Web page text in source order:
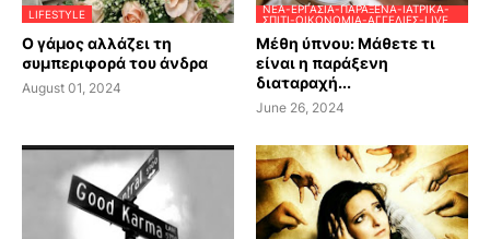
LIFESTYLE
Ο γάμος αλλάζει τη
συμπεριφορά του άνδρα
August 01, 2024
ΝΈΑ-ΕΡΓΑΣΊΑ-ΠΑΡΆΞΕΝΑ-ΙΑΤΡΙΚΆ-
ΣΠΊΤΙ-ΟΙΚΟΝΟΜΊΑ-ΑΓΓΕΛΊΕΣ-LIVE
Μέθη ύπνου: Μάθετε τι
είναι η παράξενη
διαταραχή...
June 26, 2024